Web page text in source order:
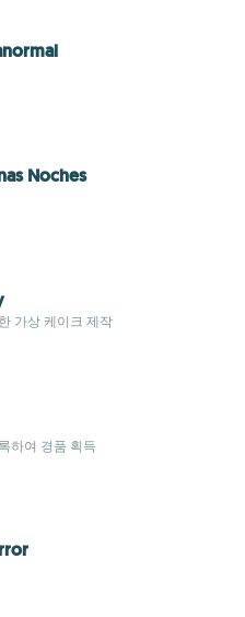
Noches
가상 케이크 제작
하여 경품 획득